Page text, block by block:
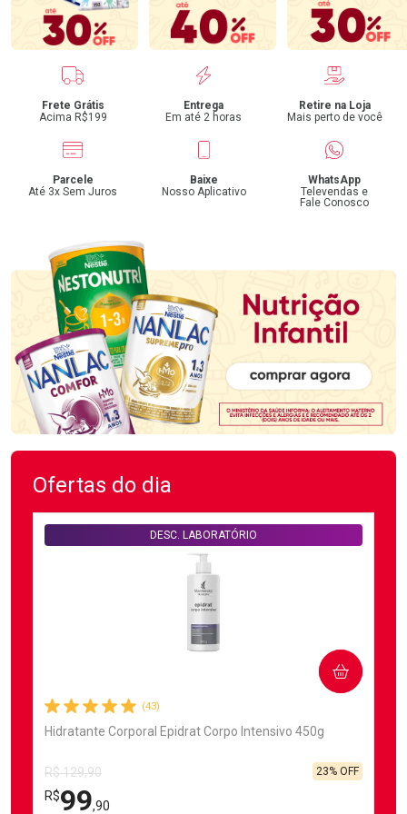
Benefícios
Frete Grátis
Acima R$199
Entrega
Em até 2 horas
Retire na Loja
Mais perto de você
Parcele
Até 3x Sem Juros
Baixe
Nosso Aplicativo
WhatsApp
Televendas e
Fale Conosco
Ofertas do dia
(43)
Hidratante Corporal Epidrat Corpo Intensivo 450g
DESC. LABORATÓRIO
R$ 129,90
R$99,90
23% OFF
COMPRAR